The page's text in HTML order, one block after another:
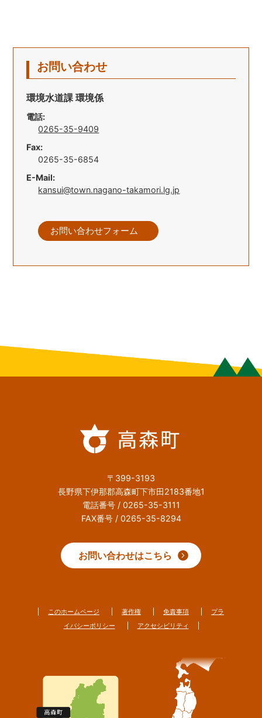
お問い合わせ
環境水道課 環境係
電話:
0265-35-9409
Fax:
0265-35-6854
E-Mail:
kansui@town.nagano-takamori.lg.jp
お問い合わせフォーム
〒399-3193
長野県下伊那郡高森町下市田2183番地1
電話番号 / 0265-35-3111
FAX番号 / 0265-35-8294
お問い合わせはこちら
このホームページ 著作権 免責事項
プラ
イバシーポリシー
アクセシビリティ